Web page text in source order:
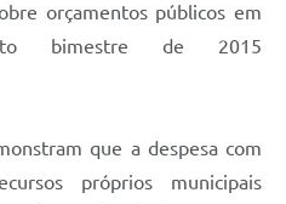
orçamentos públicos em
bimestre de 2015
que a despesa com
próprios municipais